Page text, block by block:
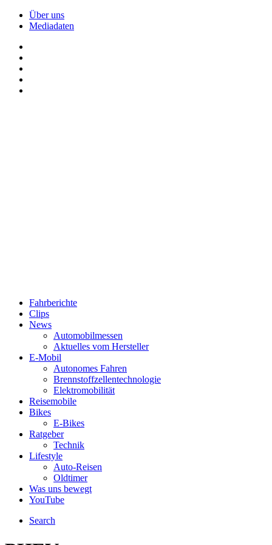
Über uns
Mediadaten
Fahrberichte
Clips
News
Automobilmessen
Aktuelles vom Hersteller
E-Mobil
Autonomes Fahren
Brennstoffzellentechnologie
Elektromobilität
Reisemobile
Bikes
E-Bikes
Ratgeber
Technik
Lifestyle
Auto-Reisen
Oldtimer
Was uns bewegt
YouTube
Search